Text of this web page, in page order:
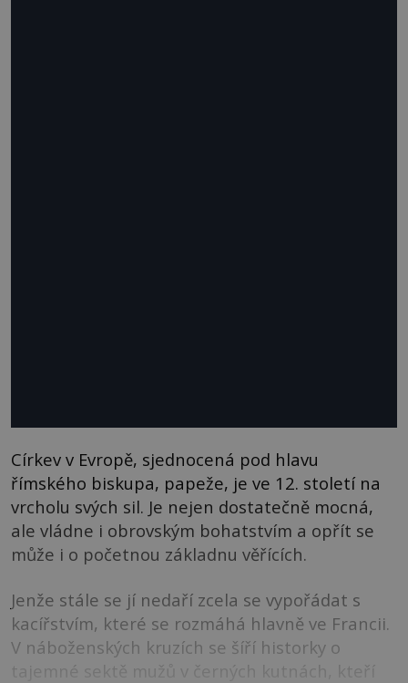
Církev v Evropě, sjednocená pod hlavu
římského biskupa, papeže, je ve 12. století na
vrcholu svých sil. Je nejen dostatečně mocná,
ale vládne i obrovským bohatstvím a opřít se
může i o početnou základnu věřících.
Jenže stále se jí nedaří zcela se vypořádat s
kacířstvím, které se rozmáhá hlavně ve Francii.
V náboženských kruzích se šíří historky o
tajemné sektě mužů v černých kutnách, kteří